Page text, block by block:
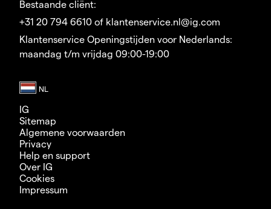
Bestaande cliënt:
+31 20 794 6610 of klantenservice.nl@ig.com
Klantenservice Openingstijden voor Nederlands:
maandag t/m vrijdag 09:00-19:00
IG
Sitemap
Algemene voorwaarden
Privacy
Help en support
Over IG
Cookies
Impressum